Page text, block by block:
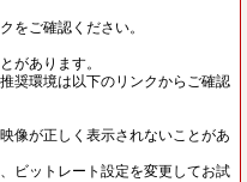
をご確認ください。
があります。
奨環境は以下のリンクからご確認
像が正しく表示されないことがあ
ビットレート設定を変更してお試